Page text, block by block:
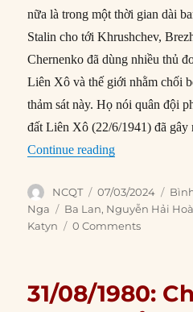
nữa là trong một thời gian dài
Stalin cho tới Khrushchev,
Chernenko đã dùng nhiều thủ
Liên Xô và thế giới nhằm chối
thảm sát này. Họ nói quân đội
đất Liên Xô (22/6/1941) đã gây
Continue reading“Chớ bao giờ
Author
NCQT
Posted
on
07/03/2024
Nga
Tags
Ba Lan, Nguyễn Hải
Katyn
0 Comments
31/08/1980: